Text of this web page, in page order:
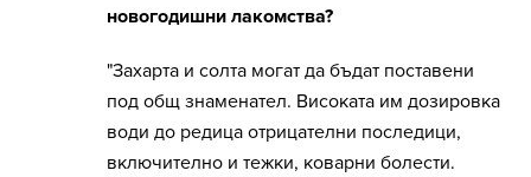
новогодишни лакомства?
"Захарта и солта могат да бъдат поставени
под общ знаменател. Високата им дозировка
води до редица отрицателни последици,
включително и тежки, коварни болести.